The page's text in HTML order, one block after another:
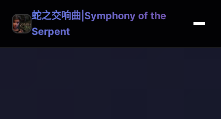
蛇之交响曲|Symphony of the
Serpent